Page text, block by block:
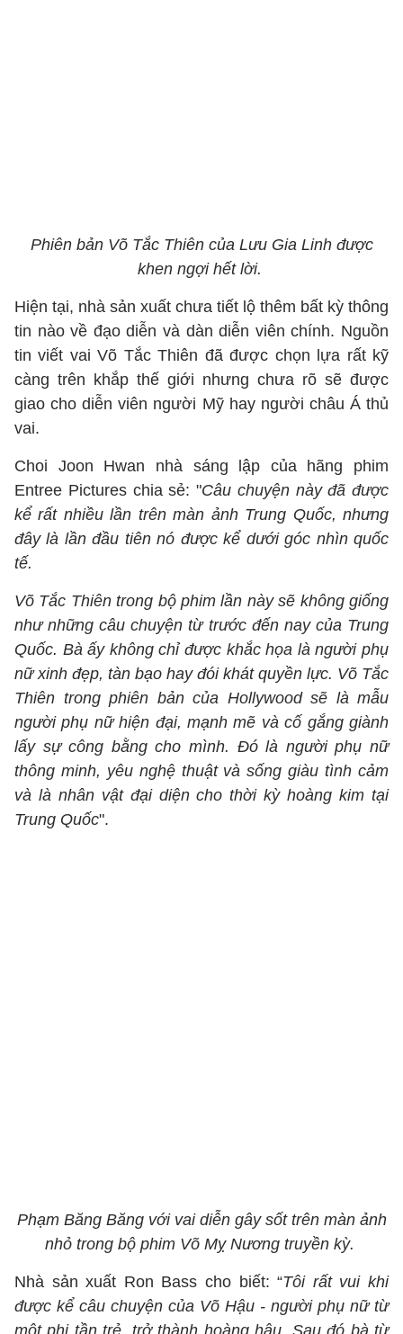
Phiên bản Võ Tắc Thiên của Lưu Gia Linh được
khen ngợi hết lời.
Hiện tại, nhà sản xuất chưa tiết lộ thêm bất kỳ thông
tin nào về đạo diễn và dàn diễn viên chính. Nguồn
tin viết vai Võ Tắc Thiên đã được chọn lựa rất kỹ
càng trên khắp thế giới nhưng chưa rõ sẽ được
giao cho diễn viên người Mỹ hay người châu Á thủ
vai.
Choi Joon Hwan nhà sáng lập của hãng phim
Entree Pictures chia sẻ: "Câu chuyện này đã được
kể rất nhiều lần trên màn ảnh Trung Quốc, nhưng
đây là lần đầu tiên nó được kể dưới góc nhìn quốc
tế.
Võ Tắc Thiên trong bộ phim lần này sẽ không giống
như những câu chuyện từ trước đến nay của Trung
Quốc. Bà ấy không chỉ được khắc họa là người phụ
nữ xinh đẹp, tàn bạo hay đói khát quyền lực. Võ Tắc
Thiên trong phiên bản của Hollywood sẽ là mẫu
người phụ nữ hiện đại, mạnh mẽ và cố gắng giành
lấy sự công bằng cho mình. Đó là người phụ nữ
thông minh, yêu nghệ thuật và sống giàu tình cảm
và là nhân vật đại diện cho thời kỳ hoàng kim tại
Trung Quốc".
Phạm Băng Băng với vai diễn gây sốt trên màn ảnh
nhỏ trong bộ phim Võ Mỵ Nương truyền kỳ.
Nhà sản xuất Ron Bass cho biết: “Tôi rất vui khi
được kể câu chuyện của Võ Hậu - người phụ nữ từ
một phi tần trẻ, trở thành hoàng hậu. Sau đó bà từ